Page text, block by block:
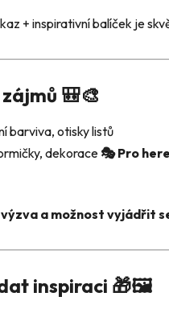
+ inspirativní balíček je
🎒🎨
barviva, otisky listů
dekorace 🎭 Pro
a možnost vyjádřit
inspiraci 🎁🖼️